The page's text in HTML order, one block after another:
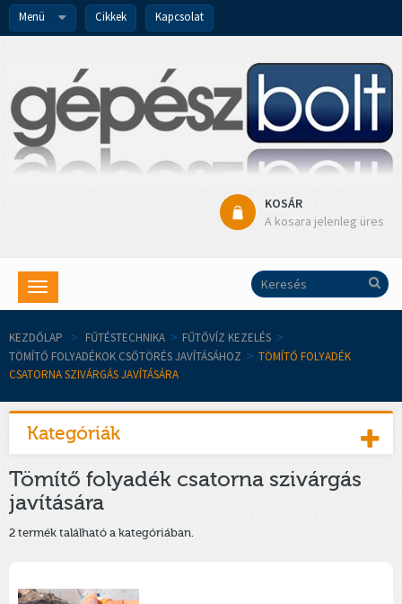
Menü Cikkek Kapcsolat
KOSÁR
A kosara jelenleg üres
Toggle
navigation
KEZDŐLAP > FŰTÉSTECHNIKA > FŰTŐVÍZ KEZELÉS >
TÖMÍTŐ FOLYADÉKOK CSŐTÖRÉS JAVÍTÁSÁHOZ > TÖMÍTŐ FOLYADÉK
CSATORNA SZIVÁRGÁS JAVÍTÁSÁRA
Kategóriák
Tömítő folyadék csatorna szivárgás
javítására
2 termék található a kategóriában.